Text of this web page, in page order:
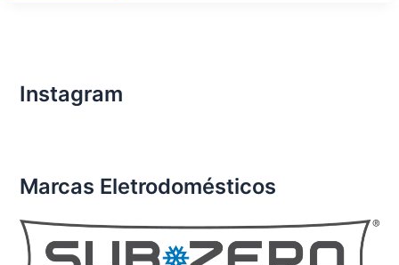
Instagram
Marcas Eletrodomésticos